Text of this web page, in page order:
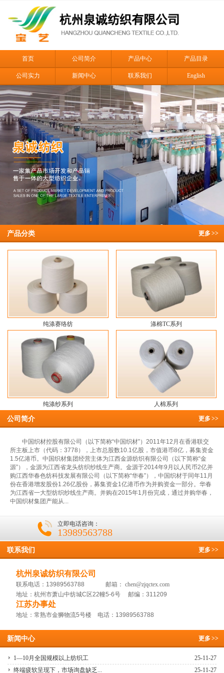
首页 公司简介 产品中心 产品目录
公司实力 新闻中心 联系我们 English
更多>>
产品分类
纯涤赛络纺 涤棉TC系列
纯涤纱系列 人棉系列
更多>>
公司简介
中国织材控股有限公司（以下简称“中国织材”）2011年12月在香港联交
所主板上市（代码：3778），上市总股数10.1亿股，市值港币8亿，募集资金
1.5亿港币。中国织材集团经营主体为江西金源纺织有限公司（以下简称“金
源”），金源为江西省龙头纺织纱线生产商。金源于2014年9月以人民币2亿并
购江西华春色纺科技发展有限公司（以下简称“华春”），中国织材于同年11月
份在香港增发股份1.26亿股份，募集资金1亿港币作为并购资金一部分。华春
为江西省一大型纺织纱线生产商。并购在2015年1月份完成，通过并购华春，
中国织材集团产能从...
立即电话咨询：
13989563788
更多>>
联系我们
杭州泉诚纺织有限公司
联系电话：13989563788 邮箱： chen@zjqctex.com
地址：杭州市萧山中纺城C区22幢5-6号 邮编：311209
江苏办事处
地址：常熟市金狮物流5号楼 电话：13989563788
更多>>
新闻中心
25-11-27
1—10月全国规模以上纺织工
25-11-27
终端疲软呈现下，市场询盘缺乏...